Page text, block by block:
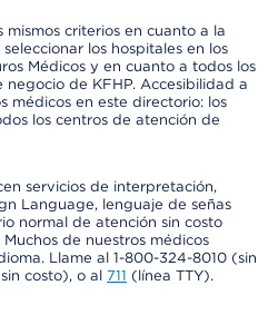
mismos criterios en cuanto a la
los hospitales en los
Médicos y en cuanto a todos los
de KFHP. Accesibilidad a
médicos en este directorio: los
los centros de atención de
servicios de interpretación,
Language, lenguaje de señas
normal de atención sin costo
de nuestros médicos
Llame al 1-800-324-8010 (sin
costo), o al 711 (línea TTY).